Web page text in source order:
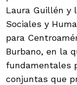
Laura Guillén y
Sociales y
para
Burbano, en la
fundamentales
conjuntas que